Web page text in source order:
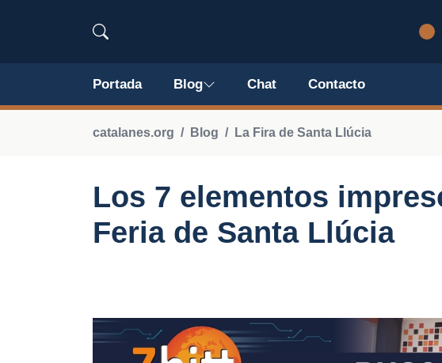
Portada Blog Chat Contacto
catalanes.org Blog La Fira de Santa Llúcia
Los 7 elementos
Feria de Santa Llúcia